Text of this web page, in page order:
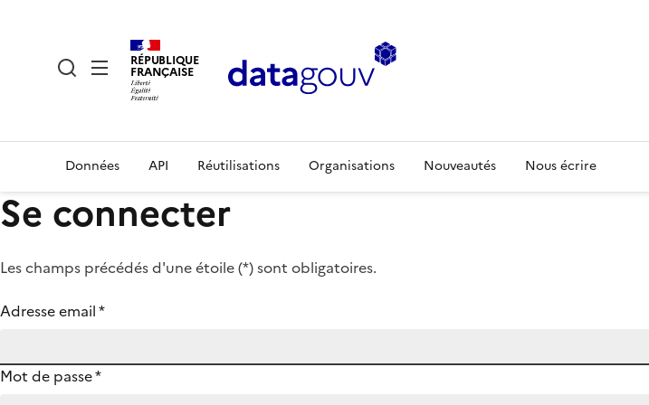
RÉPUBLIQUE
FRANÇAISE
Données API Réutilisations Organisations Nouveautés Nous écrire
Se connecter
Les champs précédés d'une étoile (*) sont obligatoires.
Adresse email*
Mot de passe*